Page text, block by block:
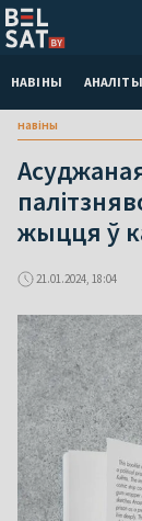
НАВІНЫ
навіны
жыцця ў
21.01.2024, 18:04